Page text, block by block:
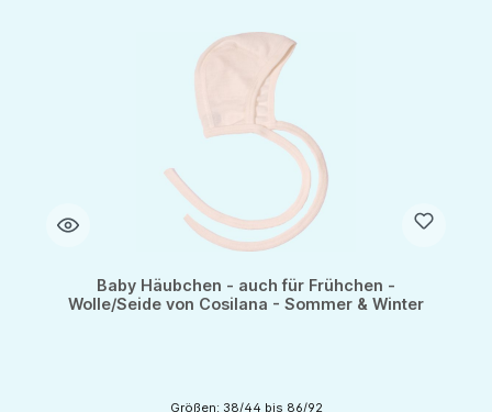
Baby Häubchen - auch für Frühchen -
Wolle/Seide von Cosilana - Sommer & Winter
Größen: 38/44 bis 86/92